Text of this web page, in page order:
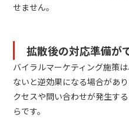
せません。
拡散後の対応準備が
バイラルマーケティング施策
ないと逆効果になる場合があ
クセスや問い合わせが発生す
らです。